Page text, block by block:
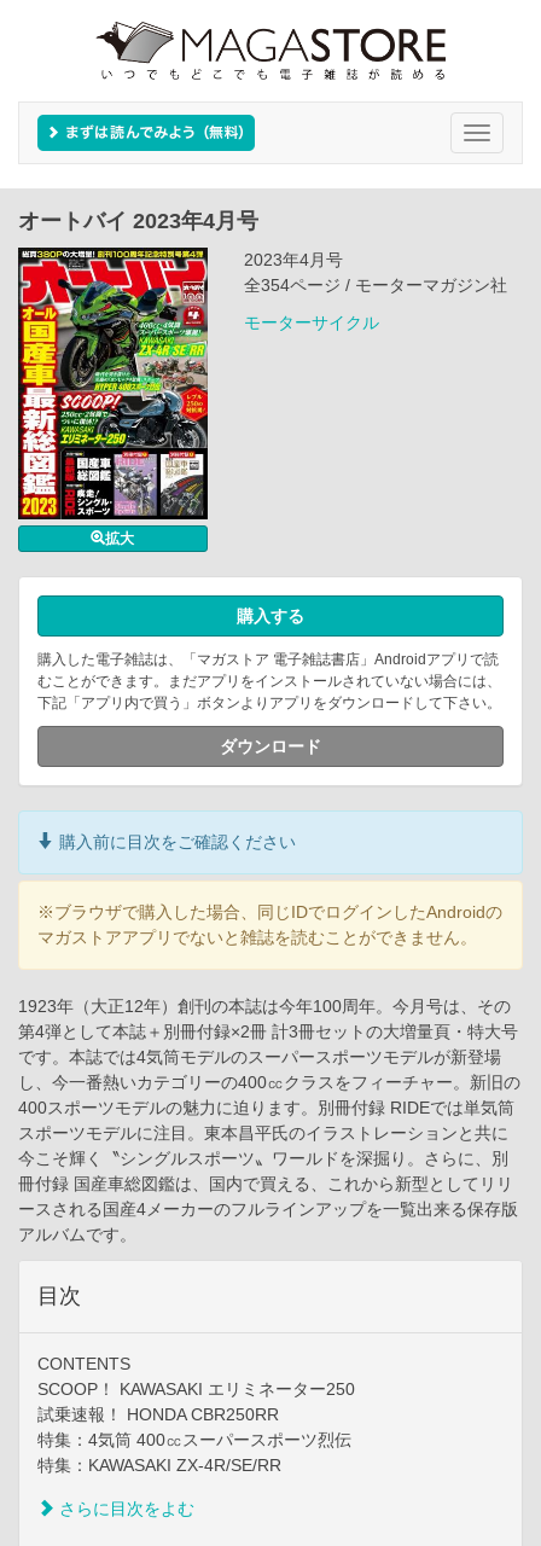
Toggle
オートバイ 2023年4月号
拡大
2023年4月号
全354ページ / モーターマガジン社
モーターサイクル
購入する
購入した電子雑誌は、「マガストア 電子雑誌書店」Androidアプリで読
むことができます。まだアプリをインストールされていない場合には、
下記「アプリ内で買う」ボタンよりアプリをダウンロードして下さい。
ダウンロード
購入前に目次をご確認ください
※ブラウザで購入した場合、同じIDでログインしたAndroidの
マガストアアプリでないと雑誌を読むことができません。
1923年（大正12年）創刊の本誌は今年100周年。今月号は、その
第4弾として本誌＋別冊付録×2冊 計3冊セットの大増量頁・特大号
です。本誌では4気筒モデルのスーパースポーツモデルが新登場
し、今一番熱いカテゴリーの400㏄クラスをフィーチャー。新旧の
400スポーツモデルの魅力に迫ります。別冊付録 RIDEでは単気筒
スポーツモデルに注目。東本昌平氏のイラストレーションと共に
今こそ輝く〝シングルスポーツ〟ワールドを深掘り。さらに、別
冊付録 国産車総図鑑は、国内で買える、これから新型としてリリ
ースされる国産4メーカーのフルラインアップを一覧出来る保存版
アルバムです。
目次
CONTENTS
SCOOP！ KAWASAKI エリミネーター250
試乗速報！ HONDA CBR250RR
特集：4気筒 400㏄スーパースポーツ烈伝
特集：KAWASAKI ZX-4R/SE/RR
さらに目次をよむ